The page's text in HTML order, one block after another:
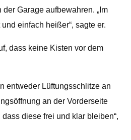
Garage aufbewahren. „Im
einfach heißer“, sagte er.
dass keine Kisten vor dem
entweder Lüftungsschlitze an
an der Vorderseite
diese frei und klar bleiben“,